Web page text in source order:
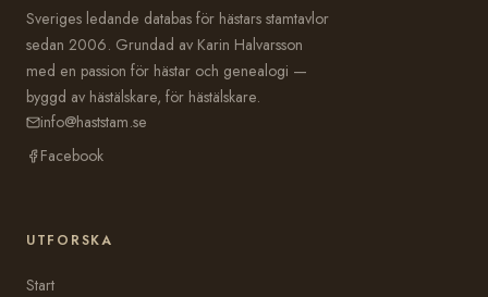
Sveriges ledande databas för hästars stamtavlor
sedan 2006. Grundad av Karin Halvarsson
med en passion för hästar och genealogi —
byggd av hästälskare, för hästälskare.
info@haststam.se
Facebook
UTFORSKA
Start